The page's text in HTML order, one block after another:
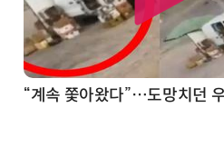
“계속 쫓아왔다”…도망치던 우크라 민간인 공격한 러 자폭 드론